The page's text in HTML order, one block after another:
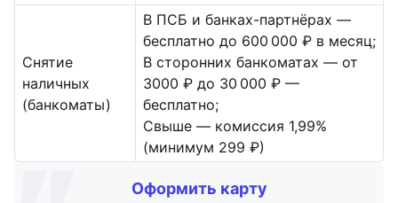
Снятие
наличных
(банкоматы)
В ПСБ и банках-партнёрах —
бесплатно до 600 000 ₽ в месяц;
В сторонних банкоматах — от
3000 ₽ до 30 000 ₽ —
бесплатно;
Свыше — комиссия 1,99%
(минимум 299 ₽)
Оформить карту